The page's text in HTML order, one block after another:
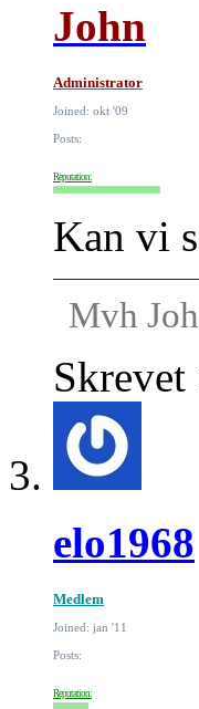
John
Administrator
Joined: okt '09
Posts:
Reputation:
Kan vi
Mvh
Skrevet
elo1968
Medlem
Joined: jan '11
Posts:
Reputation: